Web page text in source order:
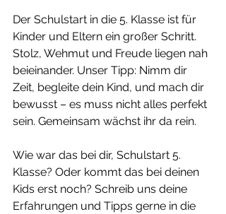
Der Schulstart in die 5. Klasse ist für
Kinder und Eltern ein großer Schritt.
Stolz, Wehmut und Freude liegen nah
beieinander. Unser Tipp: Nimm dir
Zeit, begleite dein Kind, und mach dir
bewusst – es muss nicht alles perfekt
sein. Gemeinsam wächst ihr da rein.
Wie war das bei dir, Schulstart 5.
Klasse? Oder kommt das bei deinen
Kids erst noch? Schreib uns deine
Erfahrungen und Tipps gerne in die